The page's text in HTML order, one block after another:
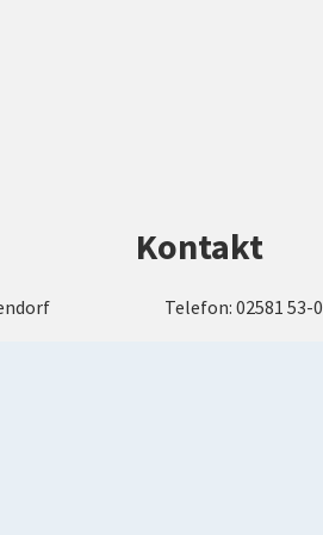
Kontakt
Telefon: 02581 53-0